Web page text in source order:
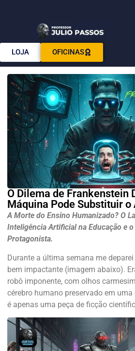
LOJA OFICINAS
O Dilema de Frankenstein
Máquina Pode Substituir o
A Morte do Ensino Humanizado? O
Inteligência Artificial na Educação e
Protagonista.
Durante a última semana me
bem impactante (imagem abaixo).
robô imponente, com olhos
cérebro humano preservado em
é apenas uma peça de ficção